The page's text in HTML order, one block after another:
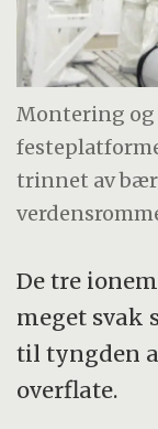
Montering og
trinnet av
De tre
meget svak
til tyngden
overflate.